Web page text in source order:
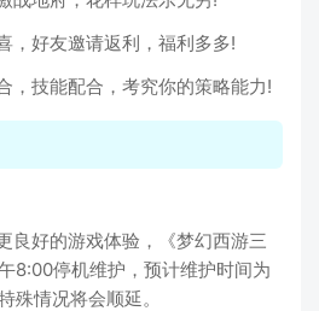
，好友邀请返利，福利多多!
，技能配合，考究你的策略能力!
良好的游戏体验，《梦幻西游三
8:00停机维护，预计维护时间为
殊情况将会顺延。